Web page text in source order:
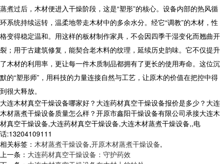
蒸煮过后，木材便进入干燥阶段，这是“塑形”的核心。设备内部的热风循
环系统持续运转，温柔地带走木材中的多余水分。经它“调教”的木材，性
格变得稳定温和。用这样的板材制作家具，不会因四季干湿变化而翘曲开
裂；用于古建筑修复，能契合老木料的纹理，延续历史韵味。它不仅提升
了木材的利用率，更让每一件木质制品都拥有了更长的使用寿命。这位沉
默的“塑形师”，用科技的力量连接自然与工艺，让原木的价值在把控中得
到很大释放。
大连木材真空干燥设备哪家好？大连药材真空干燥设备报价是多少？大连
木材蒸煮干燥设备质量怎么样？开原市鑫阳干燥设备有限公司承接大连木
材真空干燥设备,大连药材真空干燥设备,大连木材蒸煮干燥设备,,电
话:13204109111
相关标签： 木材蒸煮干燥设备,开原木材蒸煮干燥设备,
上一条： 大连药材真空干燥设备：守护药效